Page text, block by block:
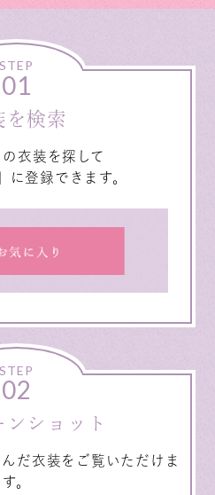
STEP
01
を検索
衣装を探して
に登録できます。
STEP
02
ンショット
だ衣装をご覧いただけま
す。